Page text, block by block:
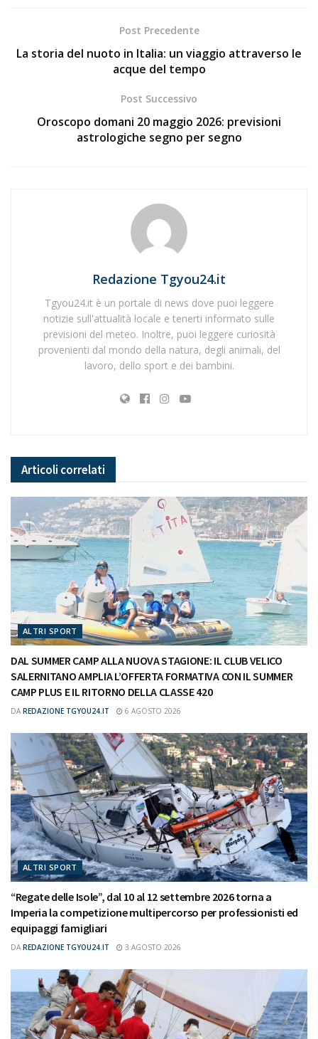
Post Precedente
La storia del nuoto in Italia: un viaggio attraverso le
acque del tempo
Post Successivo
Oroscopo domani 20 maggio 2026: previsioni
astrologiche segno per segno
Redazione Tgyou24.it
Tgyou24.it è un portale di news dove puoi leggere
notizie sull'attualità locale e tenerti informato sulle
previsioni del meteo. Inoltre, puoi leggere curiosità
provenienti dal mondo della natura, degli animali, del
lavoro, dello sport e dei bambini.
Articoli correlati
ALTRI SPORT
DAL SUMMER CAMP ALLA NUOVA STAGIONE: IL CLUB VELICO
SALERNITANO AMPLIA L’OFFERTA FORMATIVA CON IL SUMMER
CAMP PLUS E IL RITORNO DELLA CLASSE 420
DA REDAZIONE TGYOU24.IT 6 AGOSTO 2026
ALTRI SPORT
“Regate delle Isole”, dal 10 al 12 settembre 2026 torna a
Imperia la competizione multipercorso per professionisti ed
equipaggi famigliari
DA REDAZIONE TGYOU24.IT 3 AGOSTO 2026